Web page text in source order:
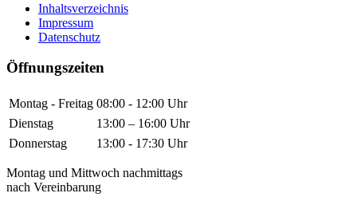
Inhaltsverzeichnis
Impressum
Datenschutz
Öffnungszeiten
Montag - Freitag 08:00 - 12:00 Uhr
Dienstag
13:00 – 16:00 Uhr
Donnerstag
13:00 - 17:30 Uhr
Montag und Mittwoch nachmittags
nach Vereinbarung